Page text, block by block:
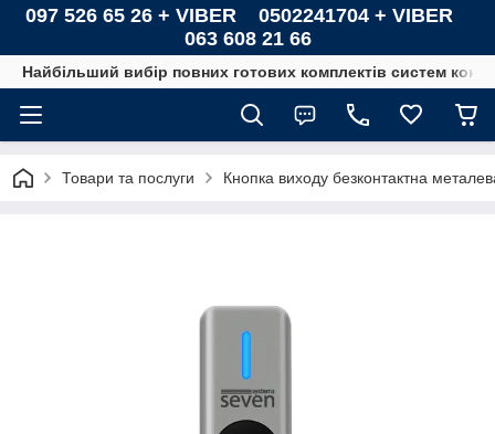
097 526 65 26 + VIBER 0502241704 + VIBER
063 608 21 66
Найбільший вибір повних готових комплектів систем
Товари та послуги Кнопка виходу безконтактна